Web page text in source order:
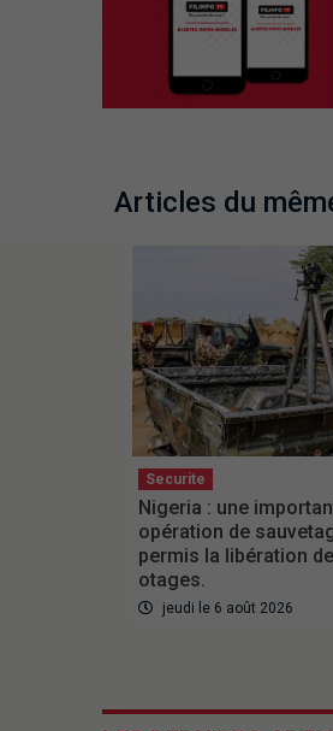
Articles du
Securite
Nigeria : une
opération de
permis la libération
otages.
jeudi le 6 août 2026